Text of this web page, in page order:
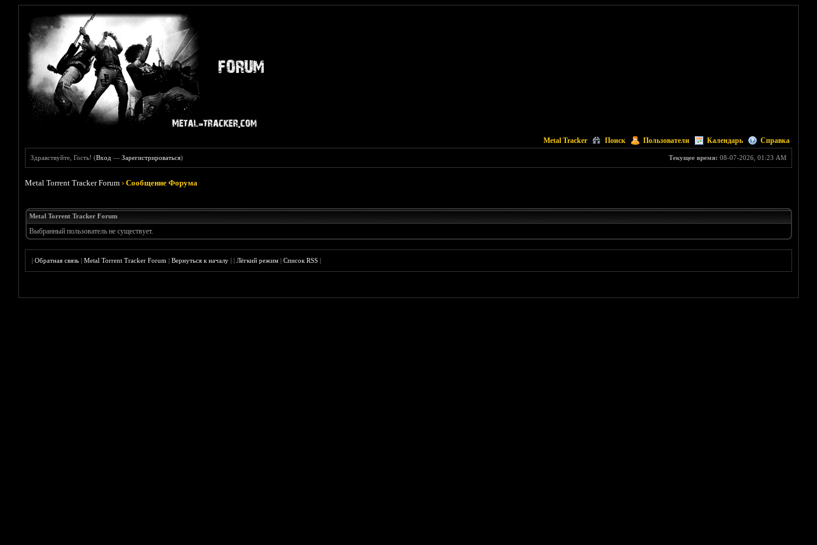
Metal Tracker Поиск Пользователи Календарь Справка
Текущее время: 08-07-2026, 01:23 AM
Здравствуйте, Гость! (Вход —Зарегистрироваться)
Metal Torrent Tracker Forum ›Сообщение Форума
Metal Torrent Tracker Forum
Выбранный пользователь не существует.
|Обратная связь |Metal Torrent Tracker Forum |Вернуться к началу ||Лёгкий режим |Список RSS |